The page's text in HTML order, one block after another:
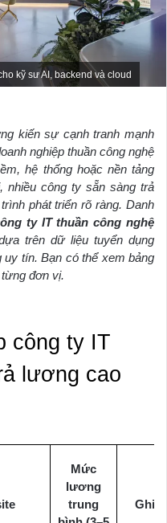
kỹ sư AI, backend và cloud
kiến sự cạnh tranh mạnh
nghiệp thuần công nghệ
hệ thống hoặc nền tảng
nhiều công ty sẵn sàng trả
phát triển rõ ràng. Danh
ty IT thuần công nghệ
trên dữ liệu tuyển dụng
tín. Bạn có thể xem bảng
đơn vị.
công ty IT
lương cao
Mức
lương
trung
Ghi